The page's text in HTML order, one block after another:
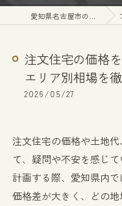
注文住宅の価格
エリア別相場を
2026/05/27
注文住宅の価格や土地
て、疑問や不安を感じ
計画する際、愛知県内
価格差が大きく、どの